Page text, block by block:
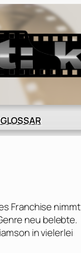
GLOSSAR
Franchise nimmt
neu belebte.
in vielerlei